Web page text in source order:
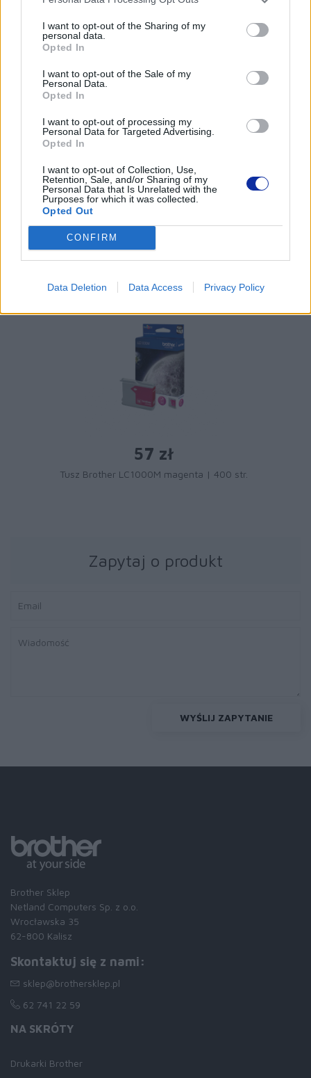
I want to opt-out of the Sharing of my
personal data.
Opted In
I want to opt-out of the Sale of my
Personal Data.
Opted In
I want to opt-out of processing my
Personal Data for Targeted Advertising.
Opted In
I want to opt-out of Collection, Use,
Retention, Sale, and/or Sharing of my
Personal Data that Is Unrelated with the
Purposes for which it was collected.
Opted Out
CONFIRM
Data Deletion Data Access Privacy Policy
02-674 Warszawa
https://www.brother.pl/support
POLECANE
PRODUKTY:
57 zł
Tusz Brother LC1000M magenta | 400 str.
Zapytaj o produkt
WYŚLIJ ZAPYTANIE
Brother Sklep
Netland Computers Sp. z o.o.
Wrocławska 35
62-800 Kalisz
Skontaktuj się z nami:
sklep@brothersklep.pl
62 741 22 59
NA SKRÓTY
Drukarki Brother